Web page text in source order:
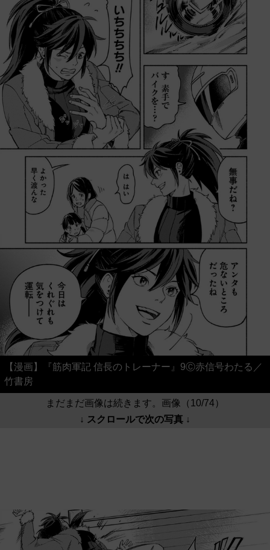
【漫画】『筋肉軍記 信長のトレーナー』9Ⓒ赤信号わたる／
竹書房
まだまだ画像は続きます。画像（10/74）
↓ スクロールで次の写真 ↓